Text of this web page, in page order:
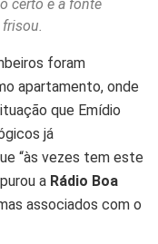
certo e a fonte
foram
apartamento, onde
que Emídio
já
“às vezes tem este
a Rádio Boa
associados com o